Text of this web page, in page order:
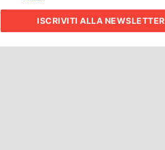
ISCRIVITIALLA NEWSLETTER